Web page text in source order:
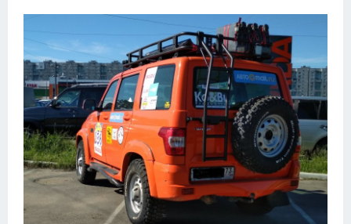
Хендай
Лимузины
Камаз
Автобусы
Хонда
Грузовики
Шевроле
УАЗ